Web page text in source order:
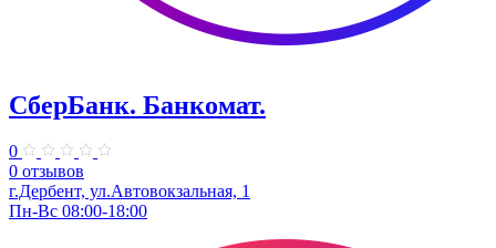
СберБанк. Банкомат.
0
0 отзывов
г.Дербент, ул.Автовокзальная, 1
Пн-Вс 08:00-18:00